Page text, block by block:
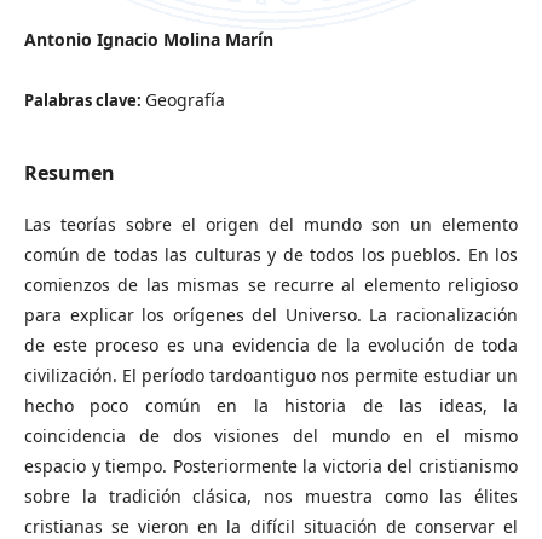
Antonio Ignacio Molina Marín
Palabras clave: Geografía
Resumen
Las teorías sobre el origen del mundo son un elemento
común de todas las culturas y de todos los pueblos. En los
comienzos de las mismas se recurre al elemento religioso
para explicar los orígenes del Universo. La racionalización
de este proceso es una evidencia de la evolución de toda
civilización. El período tardoantiguo nos permite estudiar un
hecho poco común en la historia de las ideas, la
coincidencia de dos visiones del mundo en el mismo
espacio y tiempo. Posteriormente la victoria del cristianismo
sobre la tradición clásica, nos muestra como las élites
cristianas se vieron en la difícil situación de conservar el